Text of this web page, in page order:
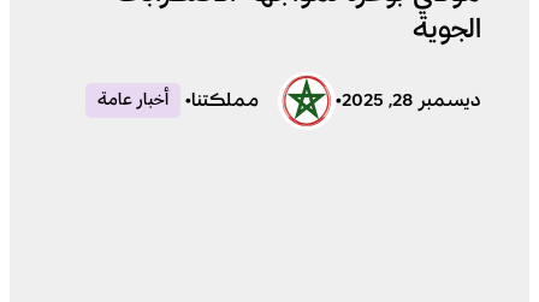
الجوية
ديسمبر 28, 2025 • مملكتنا• أخبار عامة